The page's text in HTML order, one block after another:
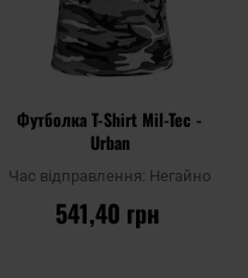
Футболка T-Shirt Mil-Tec -
Urban
Час відправлення: Негайно
541,40 грн